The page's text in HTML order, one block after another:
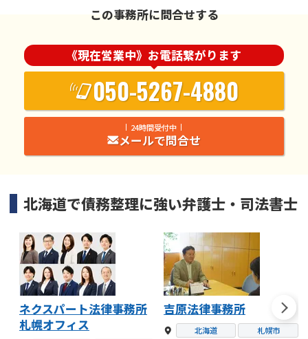
この事務所に問合せする
《現在営業中》お電話繋がります
050-5267-4880
24時間受付中
メールで問合せ
北海道で債務整理に強い弁護士・司法書士
ネクスパート法律事務所
札幌オフィス
吉原法律事務所
北海道 札幌市